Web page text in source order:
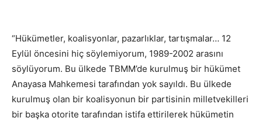
“Hükümetler, koalisyonlar, pazarlıklar, tartışmalar… 12
Eylül öncesini hiç söylemiyorum, 1989-2002 arasını
söylüyorum. Bu ülkede TBMM’de kurulmuş bir hükümet
Anayasa Mahkemesi tarafından yok sayıldı. Bu ülkede
kurulmuş olan bir koalisyonun bir partisinin milletvekilleri
bir başka otorite tarafından istifa ettirilerek hükümetin